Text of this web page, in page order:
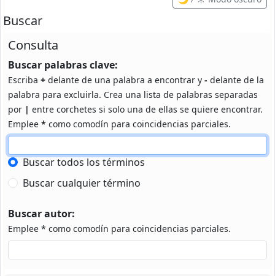
Buscar
Consulta
Buscar palabras clave:
Escriba + delante de una palabra a encontrar y - delante de la
palabra para excluirla. Crea una lista de palabras separadas
por | entre corchetes si solo una de ellas se quiere encontrar.
Emplee * como comodín para coincidencias parciales.
Buscar todos los términos
Buscar cualquier término
Buscar autor:
Emplee * como comodín para coincidencias parciales.